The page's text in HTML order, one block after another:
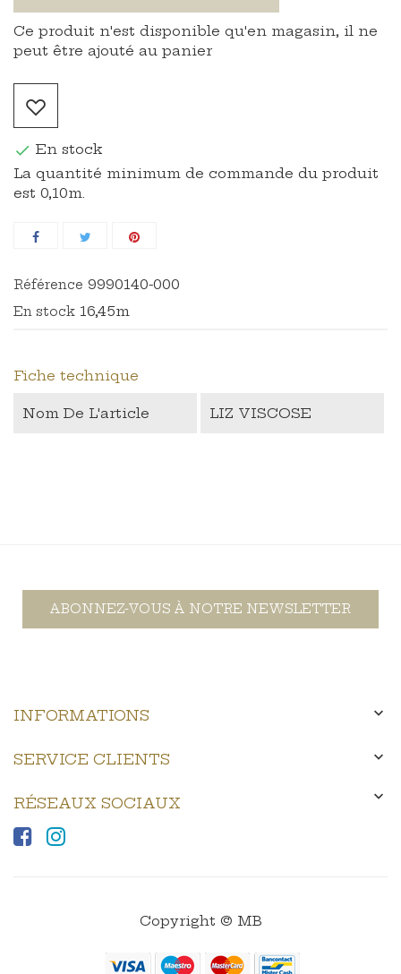
Ce produit n'est disponible qu'en magasin, il ne
peut être ajouté au panier
 En stock
La quantité minimum de commande du produit
est 0,10m.
Référence 9990140-000
En stock 16,45m
Fiche technique
Nom De L'article LIZ VISCOSE
ABONNEZ-VOUS À NOTRE NEWSLETTER
INFORMATIONS 
SERVICE CLIENTS 
RÉSEAUX SOCIAUX 
Copyright © MB